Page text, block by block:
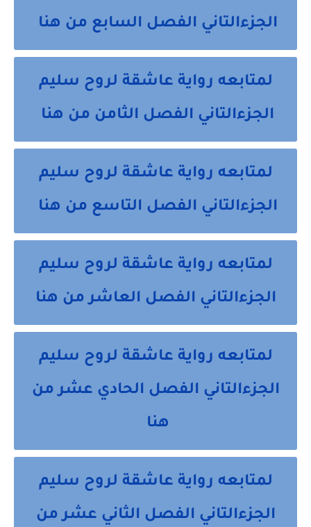
الجزءالتاني الفصل السابع من هنا
لمتابعه رواية عاشقة لروح سليم
الجزءالتاني الفصل الثامن من هنا
لمتابعه رواية عاشقة لروح سليم
الجزءالتاني الفصل التاسع من هنا
لمتابعه رواية عاشقة لروح سليم
الجزءالتاني الفصل العاشر من هنا
لمتابعه رواية عاشقة لروح سليم
الجزءالتاني الفصل الحادي عشر من
هنا
لمتابعه رواية عاشقة لروح سليم
الجزءالتاني الفصل الثاني عشر من